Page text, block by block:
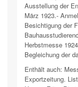
Ausstellung der
März 1923.-
Besichtigung der
Herbstmesse
Begleichung der
Enthält auch:
Exportzeitung.